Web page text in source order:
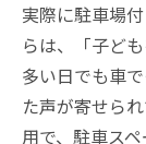
納得
方法
医院
術
実際に駐車場
らは、「子ど
多い日でも車
た声が寄せら
用で、駐車ス